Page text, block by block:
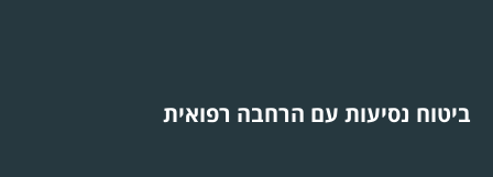
ביטוח נסיעות עם הרחבה רפואית